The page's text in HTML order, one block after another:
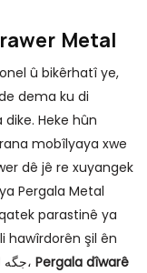
Metal
û bikêrhatî ye,
dema ku di
Heke hûn
mobîlyaya xwe
dê jê re xuyangek
Pergala Metal
parastinê ya
hawîrdorên şil ên
wekî metbex û serşokê îdeal dike. جگه له رێ، Pergala dîwarê